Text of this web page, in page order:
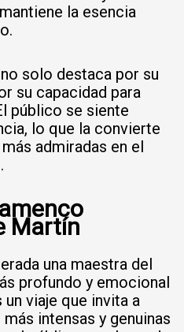
la esencia
solo destaca por su
su capacidad para
público se siente
lo que la convierte
admiradas en el
Martín
una maestra del
profundo y emocional
viaje que invita a
intensas y genuinas